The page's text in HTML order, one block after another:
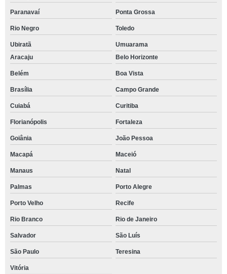
Paranavaí Ponta Grossa
Rio Negro Toledo
Ubiratã
Umuarama
Aracaju
Belo Horizonte
Belém Boa Vista
Brasília Campo Grande
Cuiabá Curitiba
Florianópolis Fortaleza
Goiânia João Pessoa
Macapá Maceió
Manaus Natal
Palmas Porto Alegre
Porto Velho Recife
Rio Branco Rio de Janeiro
Salvador São Luís
São Paulo Teresina
Vitória